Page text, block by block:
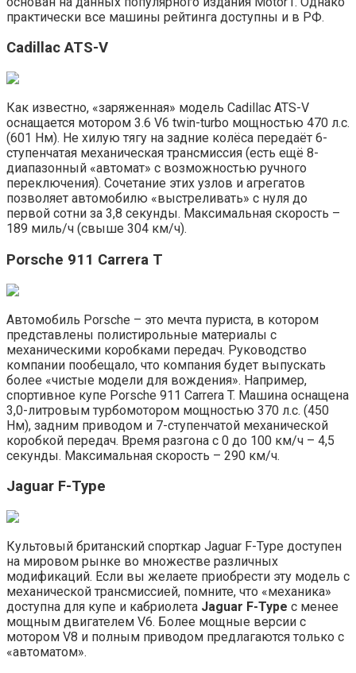
практически все машины рейтинга доступны и в РФ.
Cadillac ATS-V
Как известно, «заряженная» модель Cadillac ATS-V
оснащается мотором 3.6 V6 twin-turbo мощностью 470 л.с.
(601 Нм). Не хилую тягу на задние колёса передаёт 6-
ступенчатая механическая трансмиссия (есть ещё 8-
диапазонный «автомат» с возможностью ручного
переключения). Сочетание этих узлов и агрегатов
позволяет автомобилю «выстреливать» с нуля до
первой сотни за 3,8 секунды. Максимальная скорость –
189 миль/ч (свыше 304 км/ч).
Porsche 911 Carrera T
Автомобиль Porsche – это мечта пуриста, в котором
представлены полистирольные материалы с
механическими коробками передач. Руководство
компании пообещало, что компания будет выпускать
более «чистые модели для вождения». Например,
спортивное купе Porsche 911 Carrera T. Машина оснащена
3,0-литровым турбомотором мощностью 370 л.с. (450
Нм), задним приводом и 7-ступенчатой механической
коробкой передач. Время разгона с 0 до 100 км/ч – 4,5
секунды. Максимальная скорость – 290 км/ч.
Jaguar F-Type
Культовый британский спорткар Jaguar F-Type доступен
на мировом рынке во множестве различных
модификаций. Если вы желаете приобрести эту модель с
механической трансмиссией, помните, что «механика»
доступна для купе и кабриолета Jaguar F-Type с менее
мощным двигателем V6. Более мощные версии с
мотором V8 и полным приводом предлагаются только с
«автоматом».